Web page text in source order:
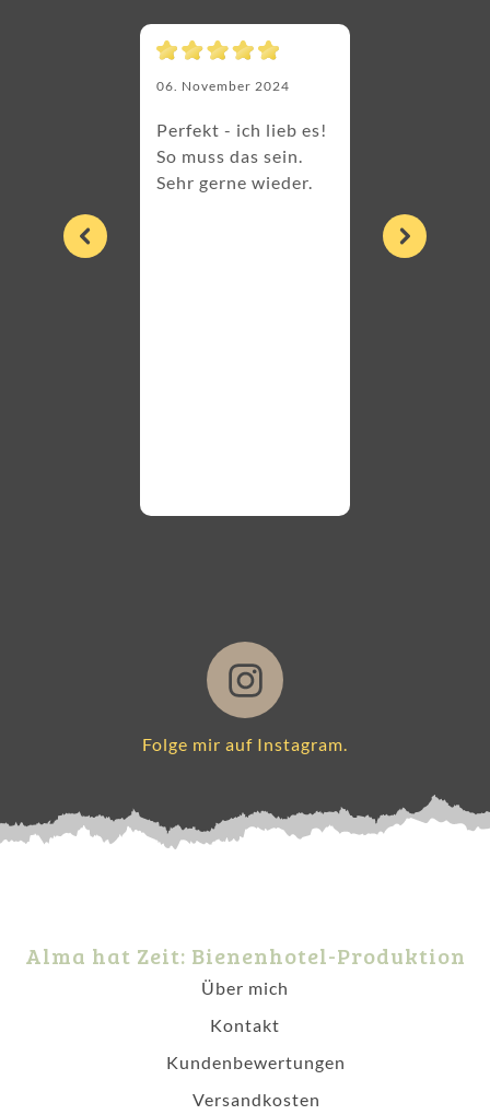
06. November 2024
Perfekt - ich lieb es!
So muss das sein.
Sehr gerne wieder.
Bienensteine!
Folge mir auf Instagram.
Alma hat Zeit: Bienenhotel-Produktion
Über mich
Kontakt
Kundenbewertungen
Versandkosten